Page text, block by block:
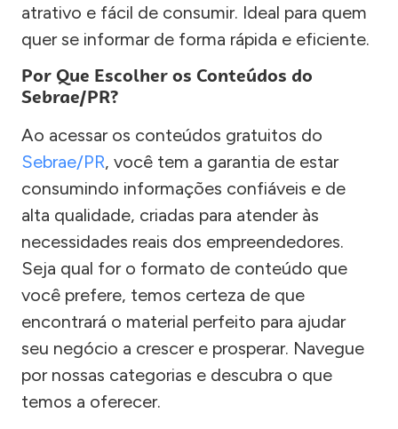
atrativo e fácil de consumir. Ideal para quem
quer se informar de forma rápida e eficiente.
Por Que Escolher os Conteúdos do
Sebrae/PR?
Ao acessar os conteúdos gratuitos do
Sebrae/PR, você tem a garantia de estar
consumindo informações confiáveis e de
alta qualidade, criadas para atender às
necessidades reais dos empreendedores.
Seja qual for o formato de conteúdo que
você prefere, temos certeza de que
encontrará o material perfeito para ajudar
seu negócio a crescer e prosperar. Navegue
por nossas categorias e descubra o que
temos a oferecer.